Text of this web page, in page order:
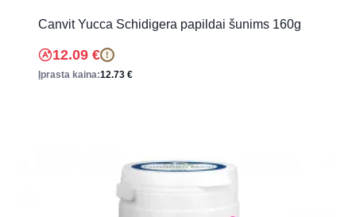
Canvit Yucca Schidigera papildai šunims 160g
12.09 € !
Įprasta kaina:12.73 €